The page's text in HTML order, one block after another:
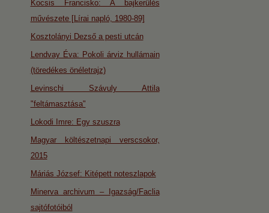
Kocsis Francisko: A bajkerülés
művészete [Lírai napló, 1980-89]
Kosztolányi Dezső a pesti utcán
Lendvay Éva: Pokoli árviz hullámain
(töredékes önéletrajz)
Levinschi Szávuly Attila
"feltámasztása"
Lokodi Imre: Egy szuszra
Magyar költészetnapi verscsokor,
2015
Máriás József: Kitépett noteszlapok
Minerva archivum – Igazság/Faclia
sajtófotóiból